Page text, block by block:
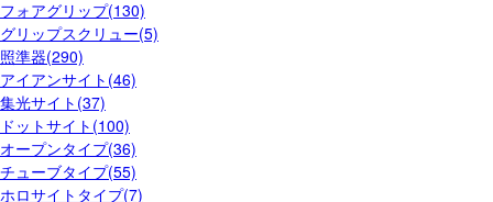
フォアグリップ(130)
グリップスクリュー(5)
照準器(290)
アイアンサイト(46)
集光サイト(37)
ドットサイト(100)
オープンタイプ(36)
チューブタイプ(55)
ホロサイトタイプ(7)